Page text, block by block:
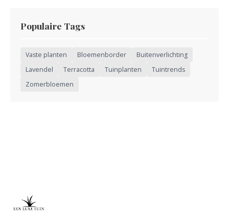
Populaire Tags
Vaste planten Bloemenborder
Buitenverlichting
Lavendel
Terracotta Tuinplanten
Tuintrends
Zomerbloemen